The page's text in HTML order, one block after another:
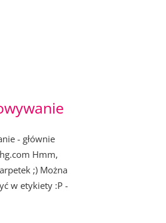
- głównie
Hmm,
;) Można
w etykiety :P -